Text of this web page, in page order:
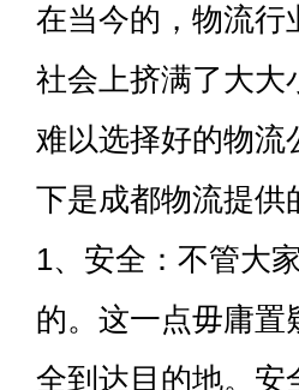
在当今的，物流行
社会上挤满了大大
难以选择好的物流
下是成都物流提供
1、安全：不管大
的。这一点毋庸置
全到达目的地。安